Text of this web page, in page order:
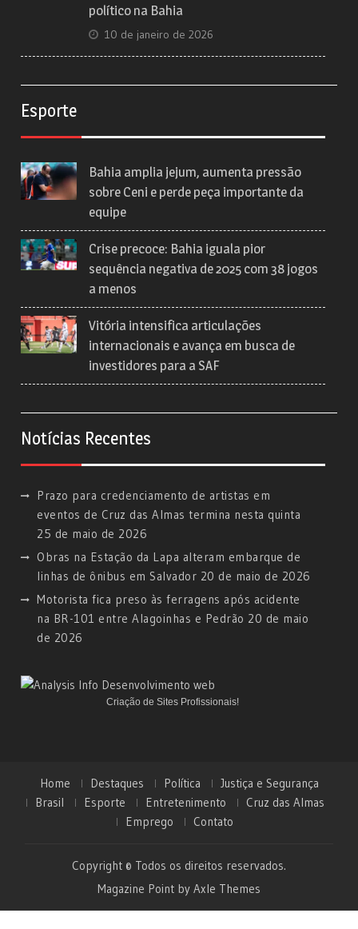
político na Bahia
10 de janeiro de 2026
Esporte
Bahia amplia jejum, aumenta pressão
sobre Ceni e perde peça importante da
equipe
Crise precoce: Bahia iguala pior
sequência negativa de 2025 com 38 jogos
a menos
Vitória intensifica articulações
internacionais e avança em busca de
investidores para a SAF
Notícias Recentes
Prazo para credenciamento de artistas em
eventos de Cruz das Almas termina nesta quinta
25 de maio de 2026
Obras na Estação da Lapa alteram embarque de
linhas de ônibus em Salvador 20 de maio de 2026
Motorista fica preso às ferragens após acidente
na BR-101 entre Alagoinhas e Pedrão 20 de maio
de 2026
Criação de Sites Profissionais!
Home Destaques Política
Justiça e Segurança
Brasil
Esporte Entretenimento
Cruz das Almas
Emprego
Contato
Copyright © Todos os direitos reservados.
Magazine Point by Axle Themes